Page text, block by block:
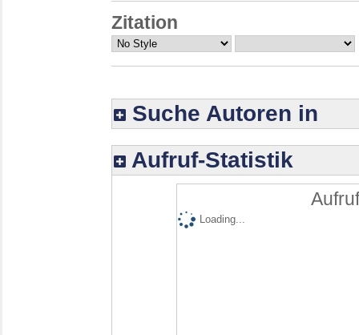
Zitation
Suche Autoren in
Aufruf-Statistik
Loading...